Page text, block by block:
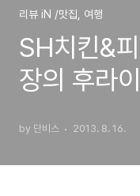
리뷰 iN /맛집, 여행
SH치킨&
장의 후라
(배달안됨)
by 단비스 2013. 8. 16.